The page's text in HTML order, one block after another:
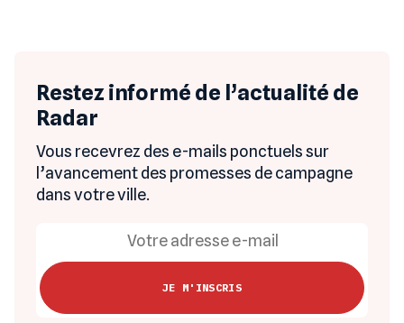
Restez informé de l’actualité de
Radar
Vous recevrez des e-mails ponctuels sur
l’avancement des promesses de campagne
dans votre ville.